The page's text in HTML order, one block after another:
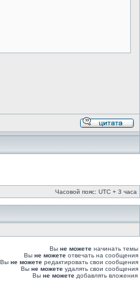
Часовой пояс: UTC + 3 часа
Вы не можете начинать темы
Вы не можете отвечать на сообщения
Вы не можете редактировать свои сообщения
Вы не можете удалять свои сообщения
Вы не можете добавлять вложения